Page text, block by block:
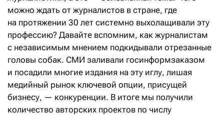
можно ждать от журналистов в стране, где
на протяжении 30 лет системно выхолащивали эту
профессию? Давайте вспомним, как журналистам
с независимым мнением подкидывали отрезанные
головы собак. СМИ заливали госинформзаказом
и посадили многие издания на эту иглу, лишая
медийный рынок ключевой опции, присущей
бизнесу, — конкуренции. В итоге мы получили
количество авторских проектов по числу